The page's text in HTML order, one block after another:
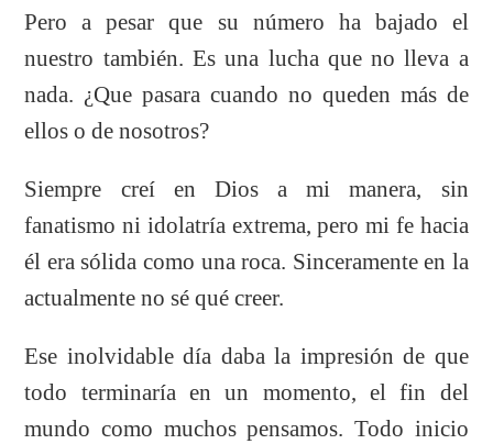
Pero a pesar que su número ha bajado el
nuestro también. Es una lucha que no lleva a
nada. ¿Que pasara cuando no queden más de
ellos o de nosotros?
Siempre creí en Dios a mi manera, sin
fanatismo ni idolatría extrema, pero mi fe hacia
él era sólida como una roca. Sinceramente en la
actualmente no sé qué creer.
Ese inolvidable día daba la impresión de que
todo terminaría en un momento, el fin del
mundo como muchos pensamos. Todo inicio